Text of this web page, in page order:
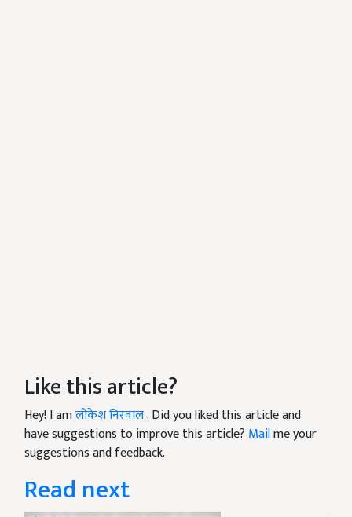
Like this article?
Hey! I amलोकेश निरवाल. Did you liked this article and
have suggestions to improve this article? Mailme your
suggestions and feedback.
Read next